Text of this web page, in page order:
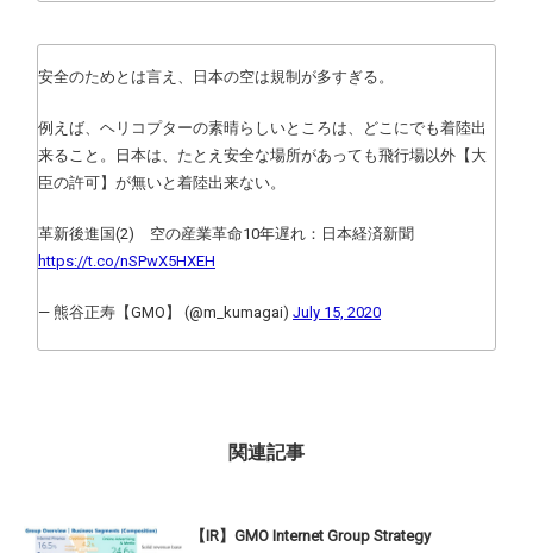
安全のためとは言え、日本の空は規制が多すぎる。
例えば、ヘリコプターの素晴らしいところは、どこにでも着陸出
来ること。日本は、たとえ安全な場所があっても飛行場以外【大
臣の許可】が無いと着陸出来ない。
革新後進国(2) 空の産業革命10年遅れ：日本経済新聞
https://t.co/nSPwX5HXEH
— 熊谷正寿【GMO】 (@m_kumagai) July 15, 2020
関連記事
【IR】GMO Internet Group Strategy